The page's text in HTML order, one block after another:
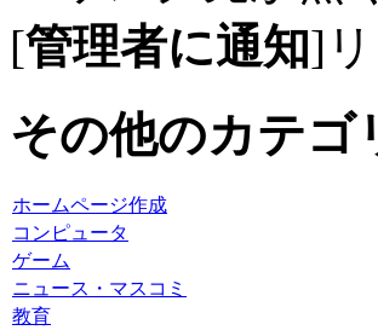
[管理者に通知]
その他のカテゴ
ホームページ作成
コンピュータ
ゲーム
ニュース・マスコミ
教育